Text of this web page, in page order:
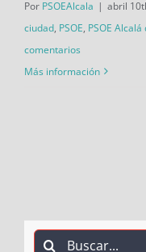
Por PSOEAlcala | abril
ciudad, PSOE, PSOE
comentarios
Más información
Buscar: